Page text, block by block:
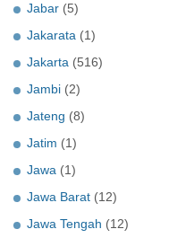
Jabar (5)
Jakarata (1)
Jakarta (516)
Jambi (2)
Jateng (8)
Jatim (1)
Jawa (1)
Jawa Barat (12)
Jawa Tengah (12)